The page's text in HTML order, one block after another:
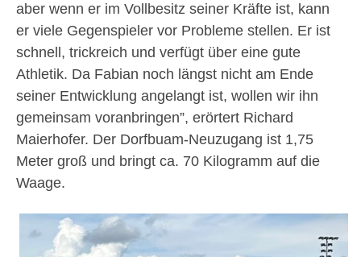
aber wenn er im Vollbesitz seiner Kräfte ist, kann
er viele Gegenspieler vor Probleme stellen. Er ist
schnell, trickreich und verfügt über eine gute
Athletik. Da Fabian noch längst nicht am Ende
seiner Entwicklung angelangt ist, wollen wir ihn
gemeinsam voranbringen”, erörtert Richard
Maierhofer. Der Dorfbuam-Neuzugang ist 1,75
Meter groß und bringt ca. 70 Kilogramm auf die
Waage.